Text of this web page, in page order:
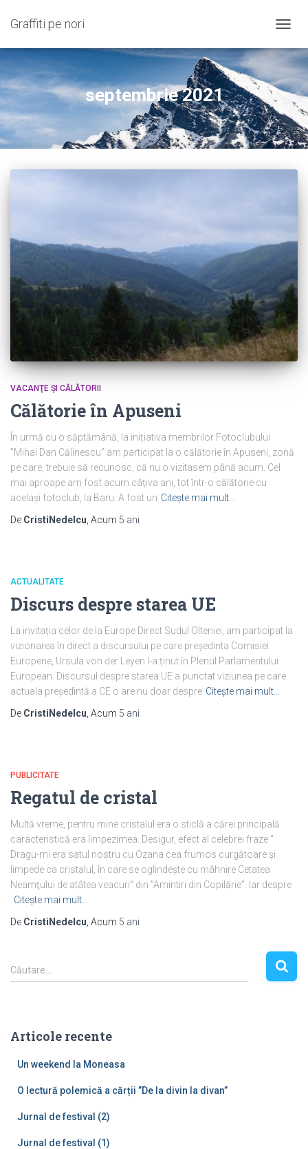
Graffiti pe nori
septembrie 2021
VACANŢE ŞI CĂLĂTORII
Călătorie în Apuseni
În urmă cu o săptămână, la inițiativa membrilor Fotoclubului
”Mihai Dan Călinescu” am participat la o călătorie în Apuseni, zonă
pe care, trebuie să recunosc, că nu o vizitasem până acum. Cel
mai aproape am fost acum câțiva ani, tot într-o călătorie cu
același fotoclub, la Baru. A fost un Citește mai mult…
De CristiNedelcu , Acum 5 ani
ACTUALITATE
Discurs despre starea UE
La invitația celor de la Europe Direct Sudul Olteniei, am participat la
vizionarea în direct a discursului pe care președinta Comisiei
Europene, Ursula von der Leyen l-a ținut în Plenul Parlamentului
European. Discursul despre starea UE a punctat viziunea pe care
actuala președintă a CE o are nu doar despre Citește mai mult…
De CristiNedelcu , Acum 5 ani
PUBLICITATE
Regatul de cristal
Multă vreme, pentru mine cristalul era o sticlă a cărei principală
caracteristică era limpezimea. Desigur, efect al celebrei fraze ”
Dragu-mi era satul nostru cu Ozana cea frumos curgătoare şi
limpede ca cristalul, în care se oglindeşte cu mâhnire Cetatea
Neamţului de atâtea veacuri” din ”Amintiri din Copilărie”. Iar despre
Citește mai mult…
De CristiNedelcu , Acum 5 ani
C
a
d
Căutare…
Articole recente
Un weekend la Moneasa
O lectură polemică a cărții ”De la divin la divan”
Jurnal de festival (2)
Jurnal de festival (1)